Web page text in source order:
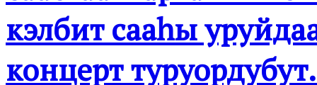
кэлбит сааһы
концерт